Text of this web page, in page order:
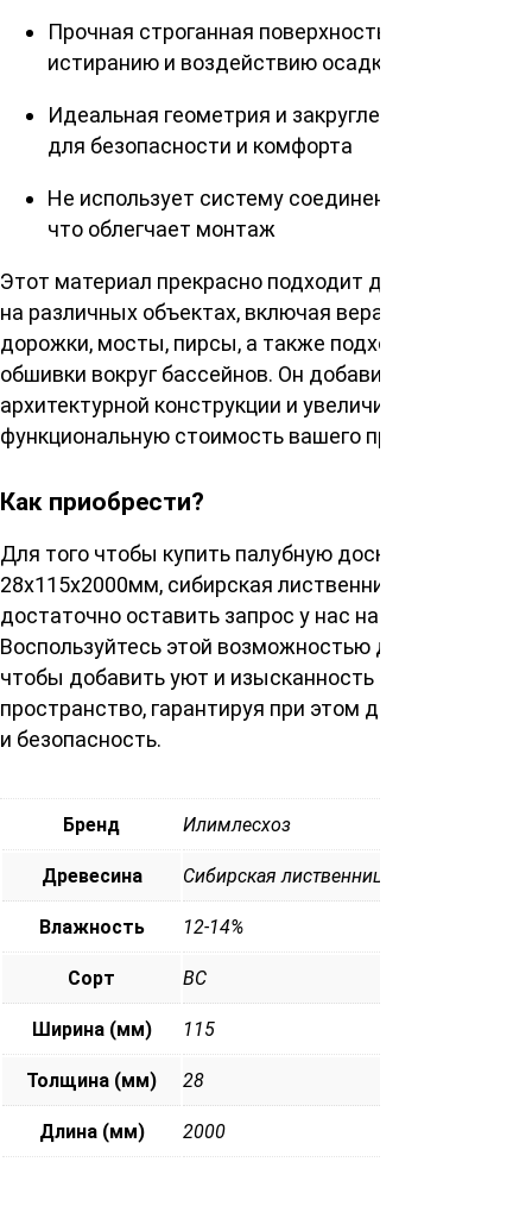
Прочная строганная поверхность, устойчивая к
истиранию и воздействию осадков
Идеальная геометрия и закругленные кромки
для безопасности и комфорта
Не использует систему соединения «шип-паз»,
что облегчает монтаж
Этот материал прекрасно подходит для установки
на различных объектах, включая веранды, садовые
дорожки, мосты, пирсы, а также подходит для
обшивки вокруг бассейнов. Он добавит шарм любой
архитектурной конструкции и увеличит
функциональную стоимость вашего пространства.
Как приобрести?
Для того чтобы купить палубную доску сорт ВС
28х115х2000мм, сибирская лиственница,
достаточно оставить запрос у нас на сайте.
Воспользуйтесь этой возможностью для того,
чтобы добавить уют и изысканность в ваше личное
пространство, гарантируя при этом долговечность
и безопасность.
Бренд Илимлесхоз
Древесина Сибирская лиственница
Влажность 12-14%
Сорт ВС
Ширина (мм) 115
Толщина (мм) 28
Длина (мм) 2000